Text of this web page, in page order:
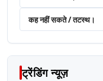
कह नहीं सकते / तटस्थ।
ट्रेंडिंग न्यूज़